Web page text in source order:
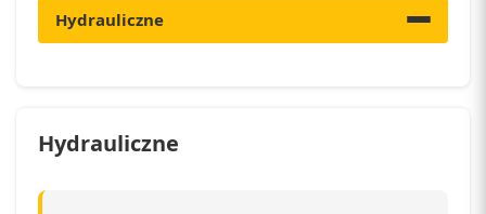
Hydrauliczne
Hydrauliczne